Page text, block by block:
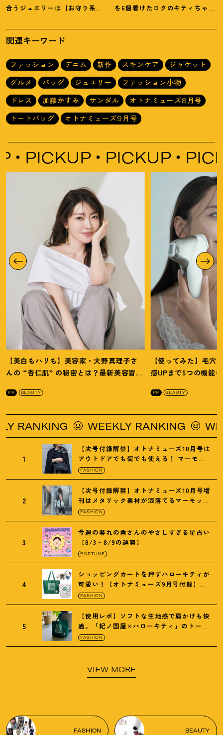
合うジュエリーは【お守り系
旬顔に！
を6個着けたロクのキティちゃん
も！
関連キーワード
ファッション デニム 新作 スキンケア
ジャケット
グルメ
バッグ ジュエリー
ファッション小物
ドレス
加藤かすみ サンダル
オトナミューズ8月号
トートバッグ
オトナミューズ9月号
PICKUP PICKUP
【美白もハリも】美容家・大野真理子さ
んの “杏仁肌” の秘密とは ？ 最新美容習慣
PR BEAUTY
【使ってみた】毛穴
感UPまで5つの機能
PR BEAUTY
WEEKLY RANKING WEEKLY
1
【次号付録解禁】オトナミューズ10月号は
アウトドアでも街でも使える ！ マーモッ
トの黒ショルダー
FASHION
2
【次号付録解禁】オトナミューズ10月号増
刊はメタリック素材が洒落てるマーモット
の保冷バッグ
FASHION
3
今週の暮れの酉さんのやさしすぎる星占い
【8/3‐8/9の運勢】
FORTUNE
4
ショッピングカートを押すハローキティが
可愛い ！
【オトナミューズ9月号付録】紀
ノ国屋バッグ
FASHION
5
【使用レポ】ソフトな生地感で肩かけも快
適。「紀ノ国屋×ハローキティ」のトート
がガシガシ使えて最高です
FASHION
VIEW MORE
FASHION BEAUTY